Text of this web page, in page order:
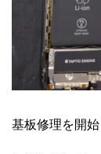
基板修理を開始